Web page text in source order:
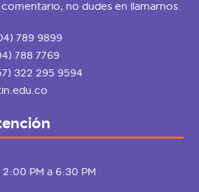
no dudes en llamarnos.
789 9899
788 7769
322 295 9594
PM a 6:30 PM